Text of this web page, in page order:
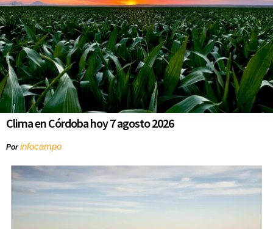
Clima en Córdoba hoy 7 agosto 2026
Porinfocampo